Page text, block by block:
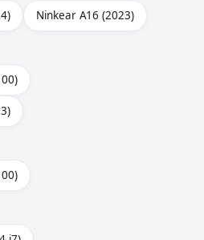
Ninkear A16 (2023)